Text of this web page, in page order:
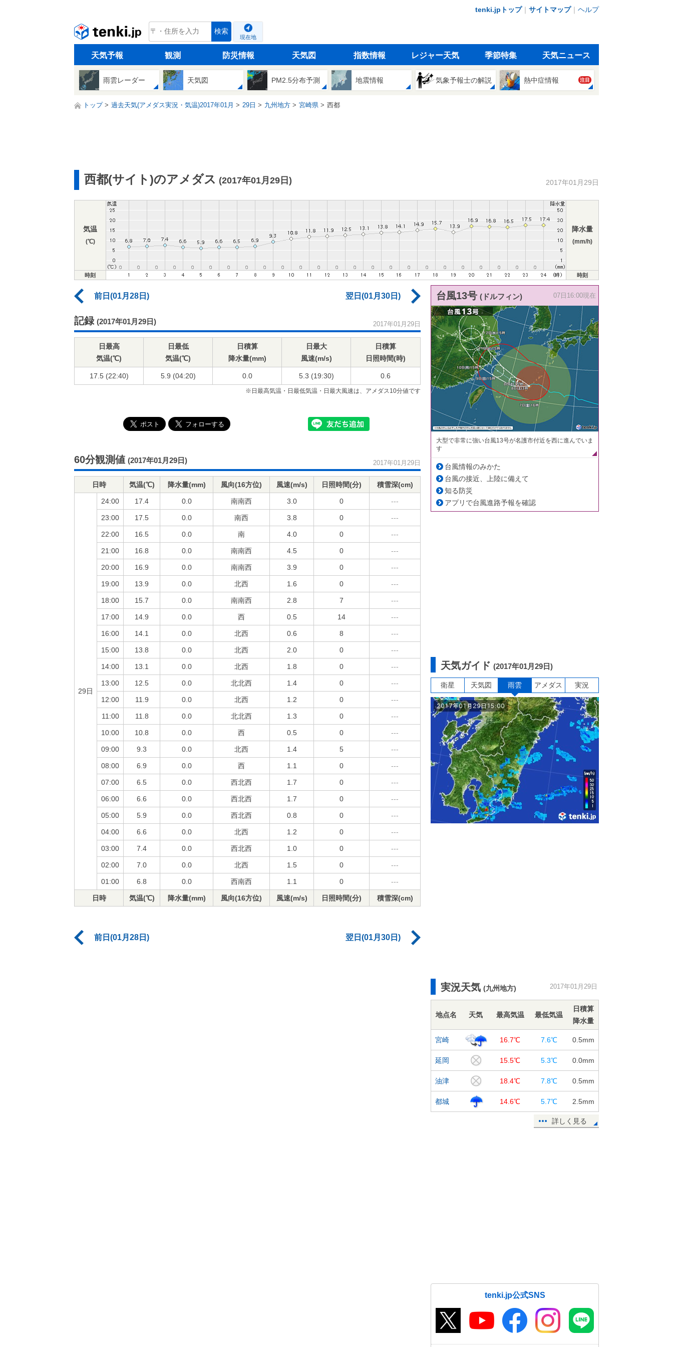
tenki.jpトップ｜ サイトマップ｜ ヘルプ
tenki.jp 検索
現在地
天気予報 観測 防災情報 天気図 指数情報 レジャー天気 季節特集 天気ニュース
雨雲レーダー 天気図 PM2.5分布予測 地震情報 気象予報士の解説 熱中症情報 注目
トップ 過去天気(アメダス実況・気温)2017年01月 29日 九州地方 宮崎県 西都
西都(サイト)のアメダス (2017年01月29日) 2017年01月29日
気温
(℃)
降水量
(mm/h)
時刻 時刻
前日(01月28日) 翌日(01月30日)
記録 (2017年01月29日) 2017年01月29日
日最高
気温(℃)
日最低
気温(℃)
日積算
降水量(mm)
日最大
風速(m/s)
日積算
日照時間(時)
17.5 (22:40) 5.9 (04:20) 0.0 5.3 (19:30) 0.6
※日最高気温・日最低気温・日最大風速は、アメダス10分値です
60分観測値 (2017年01月29日) 2017年01月29日
日時 気温(℃) 降水量(mm) 風向(16方位) 風速(m/s) 日照時間(分) 積雪深(cm)
29日
24:00 17.4 0.0 南南西 3.0 0 ---
23:00 17.5 0.0 南西 3.8 0 ---
22:00 16.5 0.0 南 4.0 0 ---
21:00 16.8 0.0 南南西 4.5 0 ---
20:00 16.9 0.0 南南西 3.9 0 ---
19:00 13.9 0.0 北西 1.6 0 ---
18:00 15.7 0.0 南南西 2.8 7 ---
17:00 14.9 0.0 西 0.5 14 ---
16:00 14.1 0.0 北西 0.6 8 ---
15:00 13.8 0.0 北西 2.0 0 ---
14:00 13.1 0.0 北西 1.8 0 ---
13:00 12.5 0.0 北北西 1.4 0 ---
12:00 11.9 0.0 北西 1.2 0 ---
11:00 11.8 0.0 北北西 1.3 0 ---
10:00 10.8 0.0 西 0.5 0 ---
09:00 9.3 0.0 北西 1.4 5 ---
08:00 6.9 0.0 西 1.1 0 ---
07:00 6.5 0.0 西北西 1.7 0 ---
06:00 6.6 0.0 西北西 1.7 0 ---
05:00 5.9 0.0 西北西 0.8 0 ---
04:00 6.6 0.0 北西 1.2 0 ---
03:00 7.4 0.0 西北西 1.0 0 ---
02:00 7.0 0.0 北西 1.5 0 ---
01:00 6.8 0.0 西南西 1.1 0 ---
日時 気温(℃) 降水量(mm) 風向(16方位) 風速(m/s) 日照時間(分) 積雪深(cm)
前日(01月28日) 翌日(01月30日)
台風13号 (ドルフィン) 07日16:00現在
大型で非常に強い台風13号が名護市付近を西に進んでいま
す
台風情報のみかた
台風の接近、上陸に備えて
知る防災
アプリで台風進路予報を確認
天気ガイド (2017年01月29日)
衛星 天気図 雨雲 アメダス 実況
実況天気 (九州地方) 2017年01月29日
地点名 天気 最高気温 最低気温
日積算
降水量
宮崎 16.7℃ 7.6℃ 0.5mm
延岡 15.5℃ 5.3℃ 0.0mm
油津 18.4℃ 7.8℃ 0.5mm
都城 14.6℃ 5.7℃ 2.5mm
詳しく見る
tenki.jp公式SNS